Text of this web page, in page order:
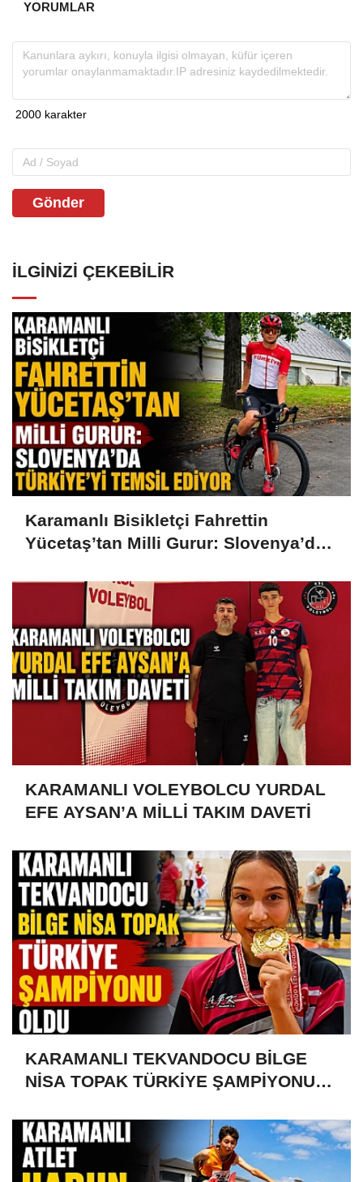
YORUMLAR
Gönder
İLGINIZI ÇEKEBILIR
Karamanlı Bisikletçi Fahrettin
Yücetaş’tan Milli Gurur: Slovenya’da
KARAMANLI VOLEYBOLCU YURDAL
EFE AYSAN’A MİLLİ TAKIM DAVETİ
KARAMANLI TEKVANDOCU BİLGE
NİSA TOPAK TÜRKİYE ŞAMPİYONU